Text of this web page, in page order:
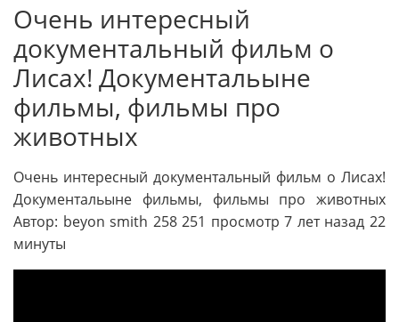
Очень интересный
документальный фильм о
Лисах! Документальыне
фильмы, фильмы про
животных
Очень интересный документальный фильм о Лисах!
Документальыне фильмы, фильмы про животных
Автор: beyon smith 258 251 просмотр 7 лет назад 22
минуты